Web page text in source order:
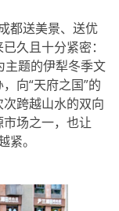
都送美景、送优
久且十分紧密：
主题的伊犁冬季文
向“天府之国”的
跨越山水的双向
场之一，也让
紧。